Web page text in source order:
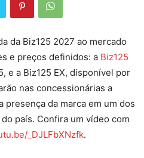
da Biz125 2027 ao mercado
e preços definidos: a Biz125
e a Biz125 EX, disponível por
nas concessionárias a
da marca em um dos
país. Confira um vídeo com
_DJLFbXNzfk.